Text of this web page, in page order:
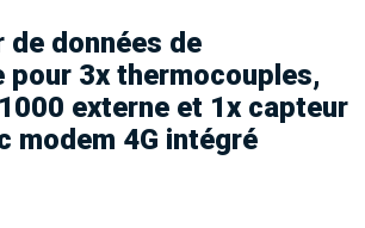
de données de
pour 3x thermocouples,
externe et 1x capteur
modem 4G intégré